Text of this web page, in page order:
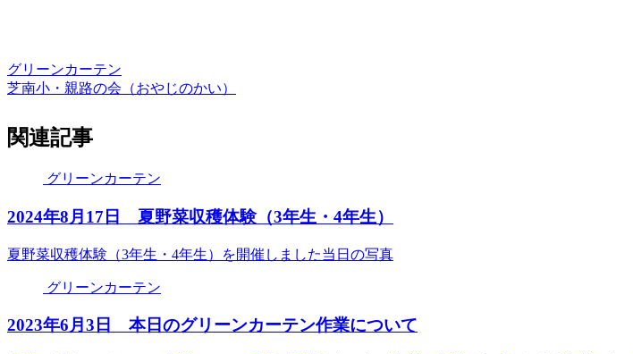
グリーンカーテン
芝南小・親路の会（おやじのかい）
関連記事
グリーンカーテン
2024年8月17日 夏野菜収穫体験（3年生・4年生）
夏野菜収穫体験（3年生・4年生）を開催しました当日の写真
グリーンカーテン
2023年6月3日 本日のグリーンカーテン作業について